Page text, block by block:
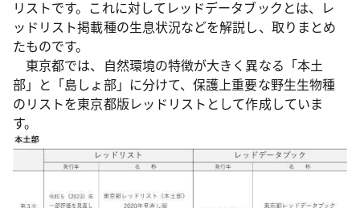
リストです。これに対してレッドデータブックとは、レ
ッドリスト掲載種の生息状況などを解説し、取りまとめ
たものです。
東京都では、自然環境の特徴が大きく異なる「本土
部」と「島しょ部」に分けて、保護上重要な野生生物種
のリストを東京都版レッドリストとして作成していま
す。